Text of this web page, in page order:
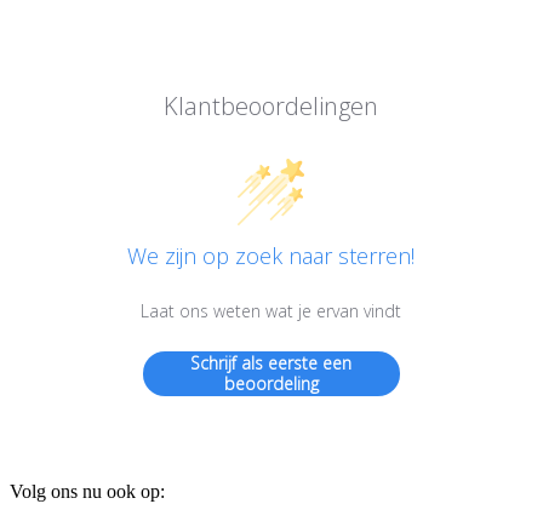
Klantbeoordelingen
We zijn op zoek naar sterren!
Laat ons weten wat je ervan vindt
Schrijf als eerste een
beoordeling
Volg ons nu ook op: